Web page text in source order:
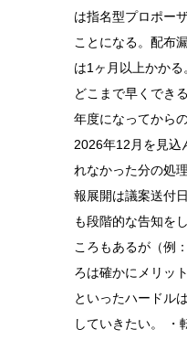
は指名型プロポー
ことになる。配布
は1ヶ月以上かか
どこまで早くでき
年度になってから
2026年12月を見込
れなかった分の処
報展開は議案送付
も段階的な告知を
ころもあるが（例
ろは確かにメリッ
といったハードル
していきたい。 ・